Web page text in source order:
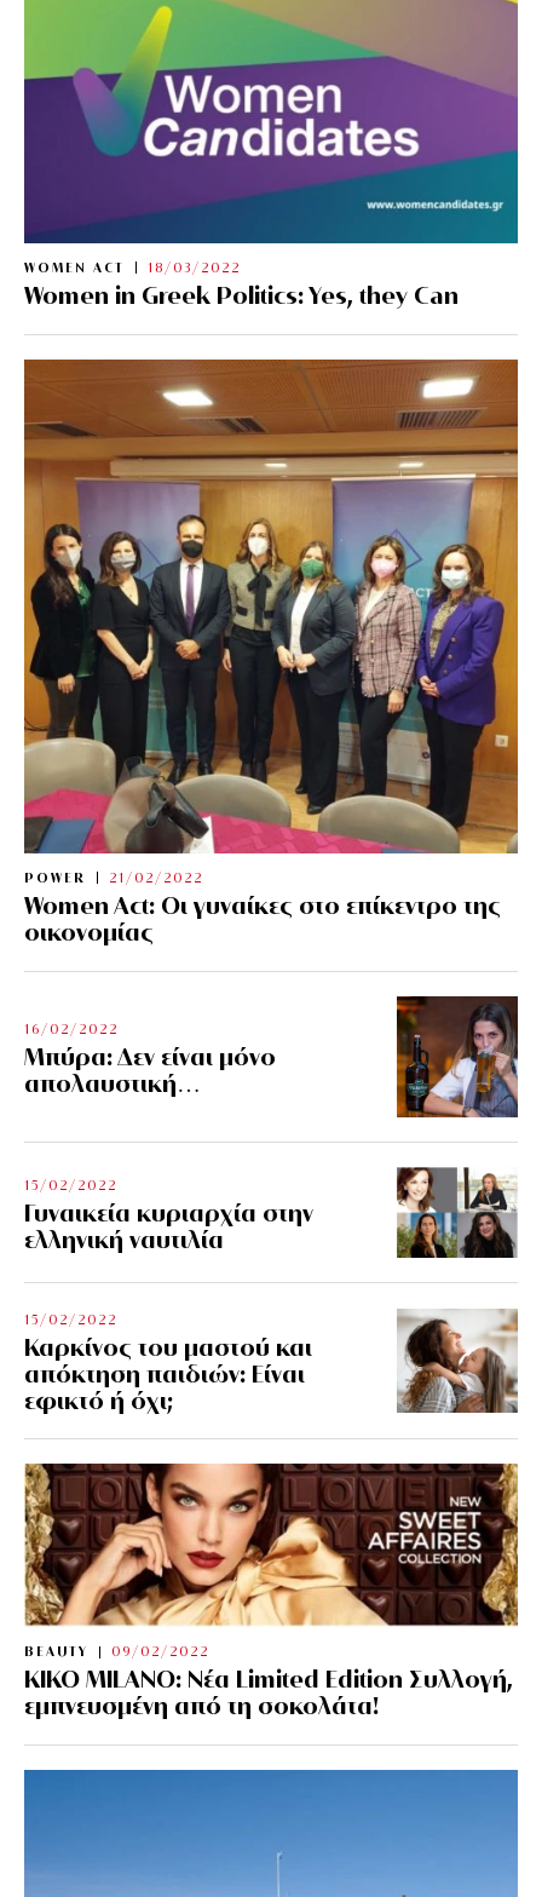
WOMEN ACT 18/03/2022
Women in Greek Politics: Yes, they Can
POWER 21/02/2022
Women Act: Οι γυναίκες στο επίκεντρο της
οικονομίας
16/02/2022
Μπύρα: Δεν είναι μόνο
απολαυστική…
15/02/2022
Γυναικεία κυριαρχία στην
ελληνική ναυτιλία
15/02/2022
Καρκίνος του μαστού και
απόκτηση παιδιών: Είναι
εφικτό ή όχι;
BEAUTY 09/02/2022
KIKO MILANO: Νέα Limited Edition Συλλογή,
εμπνευσμένη από τη σοκολάτα!